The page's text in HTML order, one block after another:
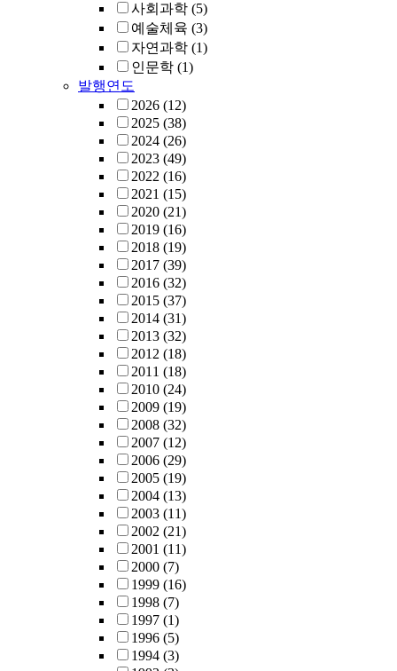
사회과학 (5)
예술체육 (3)
자연과학 (1)
인문학 (1)
발행연도
2026 (12)
2025 (38)
2024 (26)
2023 (49)
2022 (16)
2021 (15)
2020 (21)
2019 (16)
2018 (19)
2017 (39)
2016 (32)
2015 (37)
2014 (31)
2013 (32)
2012 (18)
2011 (18)
2010 (24)
2009 (19)
2008 (32)
2007 (12)
2006 (29)
2005 (19)
2004 (13)
2003 (11)
2002 (21)
2001 (11)
2000 (7)
1999 (16)
1998 (7)
1997 (1)
1996 (5)
1994 (3)